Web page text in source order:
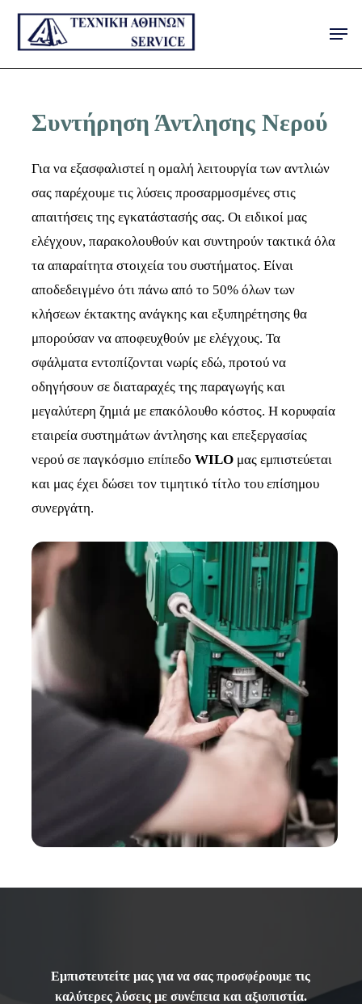
Skip
Menu
Συντήρηση Άντλησης Νερού
Για να εξασφαλιστεί η ομαλή λειτουργία των αντλιών
σας παρέχουμε τις λύσεις προσαρμοσμένες στις
απαιτήσεις της εγκατάστασής σας. Οι ειδικοί μας
ελέγχουν, παρακολουθούν και συντηρούν τακτικά όλα
τα απαραίτητα στοιχεία του συστήματος. Είναι
αποδεδειγμένο ότι πάνω από το 50% όλων των
κλήσεων έκτακτης ανάγκης και εξυπηρέτησης θα
μπορούσαν να αποφευχθούν με ελέγχους. Τα
σφάλματα εντοπίζονται νωρίς εδώ, προτού να
οδηγήσουν σε διαταραχές της παραγωγής και
μεγαλύτερη ζημιά με επακόλουθο κόστος. Η κορυφαία
εταιρεία συστημάτων άντλησης και επεξεργασίας
νερού σε παγκόσμιο επίπεδοWILO μας εμπιστεύεται
και μας έχει δώσει τον τιμητικό τίτλο του επίσημου
συνεργάτη.
Εμπιστευτείτε μας για να σας προσφέρουμε τις
καλύτερες λύσεις με συνέπεια και αξιοπιστία.